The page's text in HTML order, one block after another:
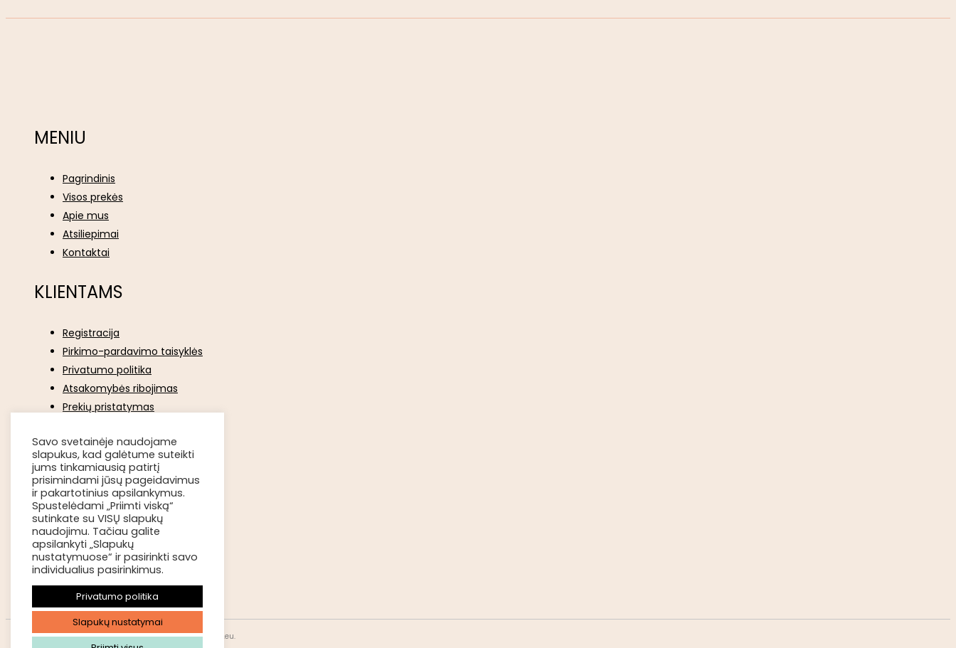
MENIU
Pagrindinis
Visos prekės
Apie mus
Atsiliepimai
Kontaktai
KLIENTAMS
Registracija
Pirkimo-pardavimo taisyklės
Privatumo politika
Atsakomybės ribojimas
Prekių pristatymas
Apmokėjimo būdai
KONTAKTAI
+370 663 86493
info@uogosinamus.eu
© 2026 Visos teisės saugomos. www.uogosinamus.eu.
Savo svetainėje naudojame
slapukus, kad galėtume suteikti
jums tinkamiausią patirtį
prisimindami jūsų pageidavimus
ir pakartotinius apsilankymus.
Spustelėdami „Priimti viską“
sutinkate su VISŲ slapukų
naudojimu. Tačiau galite
apsilankyti „Slapukų
nustatymuose“ ir pasirinkti savo
individualius pasirinkimus.
Privatumo politika
Slapukų nustatymai